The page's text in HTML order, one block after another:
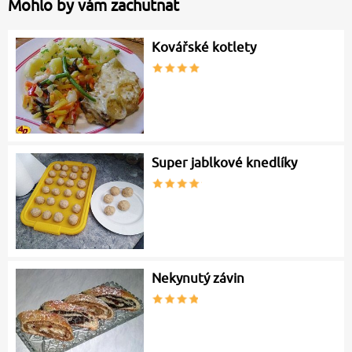
Mohlo by vám zachutnat
Kovářské kotlety
Super jablkové knedlíky
Nekynutý závin